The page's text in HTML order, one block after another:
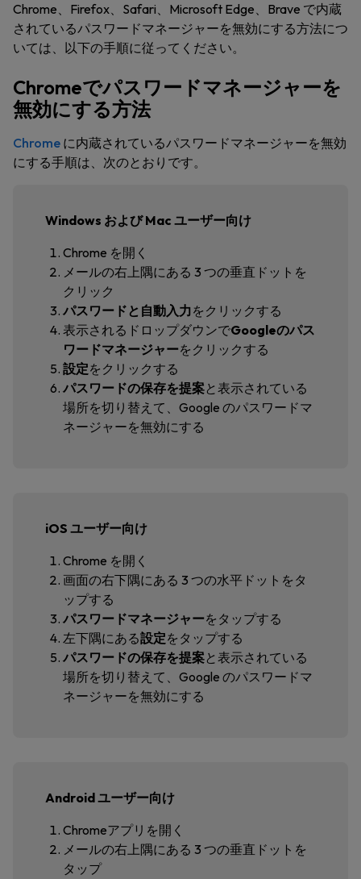
Chrome、Firefox、Safari、Microsoft Edge、Brave で内蔵
されているパスワードマネージャーを無効にする方法につ
いては、以下の手順に従ってください。
Chromeでパスワードマネージャーを
無効にする方法
Chrome に内蔵されているパスワードマネージャーを無効
にする手順は、次のとおりです。
Windows および Mac ユーザー向け
Chrome を開く
メールの右上隅にある 3 つの垂直ドットを
クリック
パスワードと自動入力をクリックする
表示されるドロップダウンでGoogleのパス
ワードマネージャーをクリックする
設定をクリックする
パスワードの保存を提案と表示されている
場所を切り替えて、 Google のパスワードマ
ネージャーを無効にする
iOS ユーザー向け
Chrome を開く
画面の右下隅にある 3 つの水平ドットをタ
ップする
パスワードマネージャーをタップする
左下隅にある設定をタップする
パスワードの保存を提案と表示されている
場所を切り替えて、 Google のパスワードマ
ネージャーを無効にする
Android ユーザー向け
Chromeアプリを開く
メールの右上隅にある 3 つの垂直ドットを
タップ